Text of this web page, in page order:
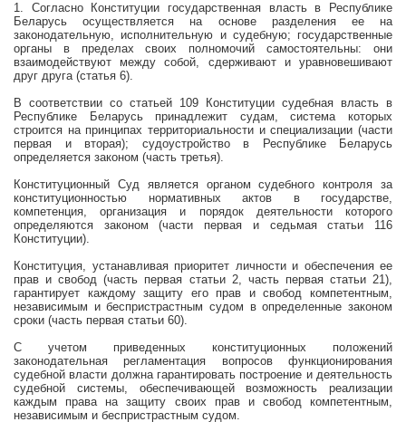
1. Согласно Конституции государственная власть в Республике
Беларусь осуществляется на основе разделения ее на
законодательную, исполнительную и судебную; государственные
органы в пределах своих полномочий самостоятельны: они
взаимодействуют между собой, сдерживают и уравновешивают
друг друга (статья 6).
В соответствии со статьей 109 Конституции судебная власть в
Республике Беларусь принадлежит судам, система которых
строится на принципах территориальности и специализации (части
первая и вторая); судоустройство в Республике Беларусь
определяется законом (часть третья).
Конституционный Суд является органом судебного контроля за
конституционностью нормативных актов в государстве,
компетенция, организация и порядок деятельности которого
определяются законом (части первая и седьмая статьи 116
Конституции).
Конституция, устанавливая приоритет личности и обеспечения ее
прав и свобод (часть первая статьи 2, часть первая статьи 21),
гарантирует каждому защиту его прав и свобод компетентным,
независимым и беспристрастным судом в определенные законом
сроки (часть первая статьи 60).
С учетом приведенных конституционных положений
законодательная регламентация вопросов функционирования
судебной власти должна гарантировать построение и деятельность
судебной системы, обеспечивающей возможность реализации
каждым права на защиту своих прав и свобод компетентным,
независимым и беспристрастным судом.